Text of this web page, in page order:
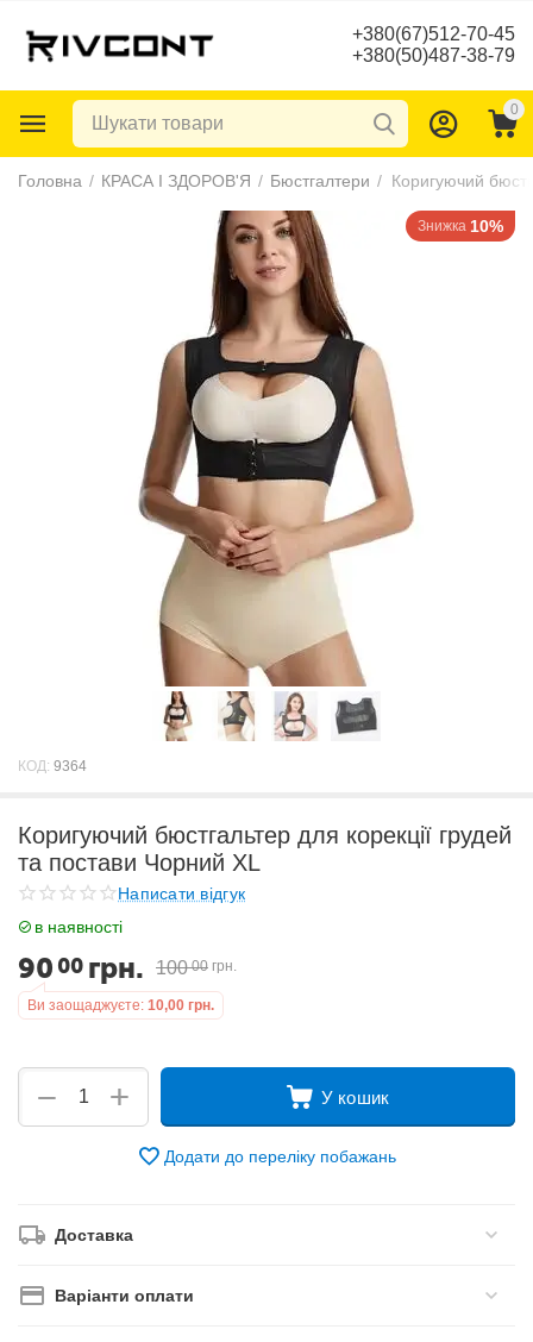
+380(67)512-70-45
+380(50)487-38-79
0
Головна / КРАСА І ЗДОРОВ'Я / Бюстгалтери /
Знижка 10%
КОД: 9364
Коригуючий бюстгальтер для корекції грудей
та постави Чорний ХL
Написати відгук
в наявності
90 00 грн. 100 00 грн.
Ви заощаджуєте: 10,00 грн.
+
− У кошик
Додати до переліку побажань
Доставка
Варіанти оплати